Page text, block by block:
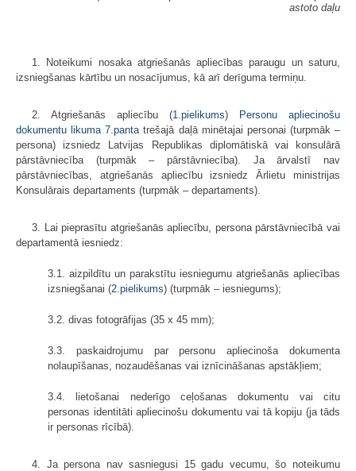
astoto daļu
1. Noteikumi nosaka atgriešanās apliecības paraugu un saturu,
izsniegšanas kārtību un nosacījumus, kā arī derīguma termiņu.
2. Atgriešanās apliecību (1.pielikums) Personu apliecinošu
dokumentu likuma 7.panta trešajā daļā minētajai personai (turpmāk –
persona) izsniedz Latvijas Republikas diplomātiskā vai konsulārā
pārstāvniecība (turpmāk – pārstāvniecība). Ja ārvalstī nav
pārstāvniecības, atgriešanās apliecību izsniedz Ārlietu ministrijas
Konsulārais departaments (turpmāk – departaments).
3. Lai pieprasītu atgriešanās apliecību, persona pārstāvniecībā vai
departamentā iesniedz:
3.1. aizpildītu un parakstītu iesniegumu atgriešanās apliecības
izsniegšanai (2.pielikums) (turpmāk – iesniegums);
3.2. divas fotogrāfijas (35 x 45 mm);
3.3. paskaidrojumu par personu apliecinoša dokumenta
nolaupīšanas, nozaudēšanas vai iznīcināšanas apstākļiem;
3.4. lietošanai nederīgo ceļošanas dokumentu vai citu
personas identitāti apliecinošu dokumentu vai tā kopiju (ja tāds
ir personas rīcībā).
4. Ja persona nav sasniegusi 15 gadu vecumu, šo noteikumu